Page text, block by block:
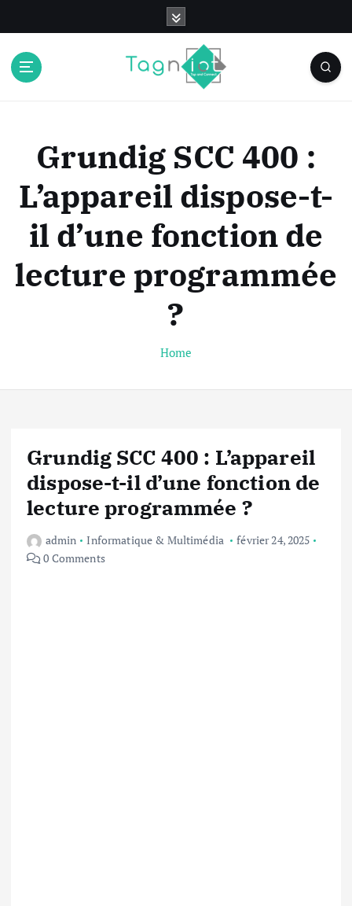
Grundig SCC 400 :
L’appareil dispose-t-
il d’une fonction de
lecture programmée
?
Home
Grundig SCC 400 : L’appareil
dispose-t-il d’une fonction de
lecture programmée ?
admin Informatique & Multimédia
février 24, 2025
0 Comments